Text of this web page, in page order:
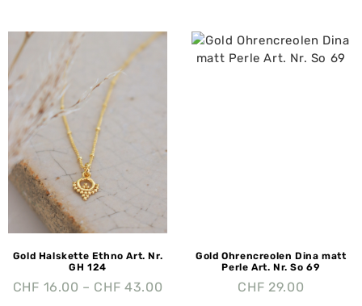
Gold Halskette Ethno Art. Nr.
GH 124
CHF 16.00 – CHF 43.00
Gold Ohrencreolen Dina matt
Perle Art. Nr. So 69
CHF 29.00